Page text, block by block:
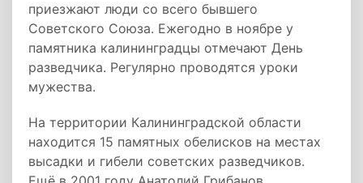
приезжают люди со всего бывшего
Советского Союза. Ежегодно в ноябре у
памятника калининградцы отмечают День
разведчика. Регулярно проводятся уроки
мужества.
На территории Калининградской области
находится 15 памятных обелисков на местах
высадки и гибели советских разведчиков.